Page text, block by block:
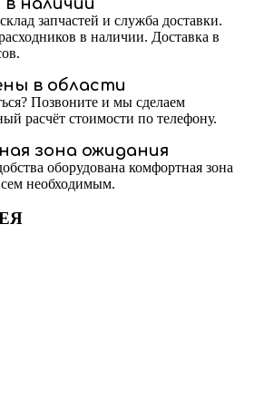
запчастей и служба доставки.
в наличии. Доставка в
в области
Позвоните и мы сделаем
расчёт стоимости по телефону.
зона ожидания
оборудована комфортная зона
необходимым.